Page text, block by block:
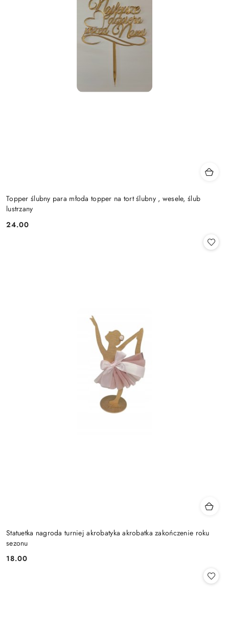
Topper ślubny para młoda topper na tort ślubny , wesele, ślub
lustrzany
Cena:
24.00
Statuetka nagroda turniej akrobatyka akrobatka zakończenie roku
sezonu
Cena:
18.00